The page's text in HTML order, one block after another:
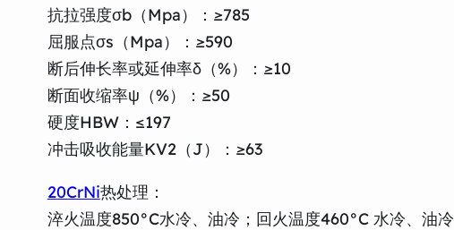
抗拉强度σb（Mpa）：≥785
屈服点σs（Mpa）：≥590
断后伸长率或延伸率δ（%）：≥10
断面收缩率ψ（%）：≥50
硬度HBW：≤197
冲击吸收能量KV2（J）：≥63
20CrNi热处理：
淬火温度850°C水冷、油冷；回火温度460°C 水冷、油冷